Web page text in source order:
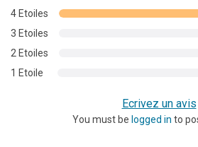
notations
client
4 Etoiles
3 Etoiles
2 Etoiles
1 Etoile
Ecrivez un avis
You must be logged in to